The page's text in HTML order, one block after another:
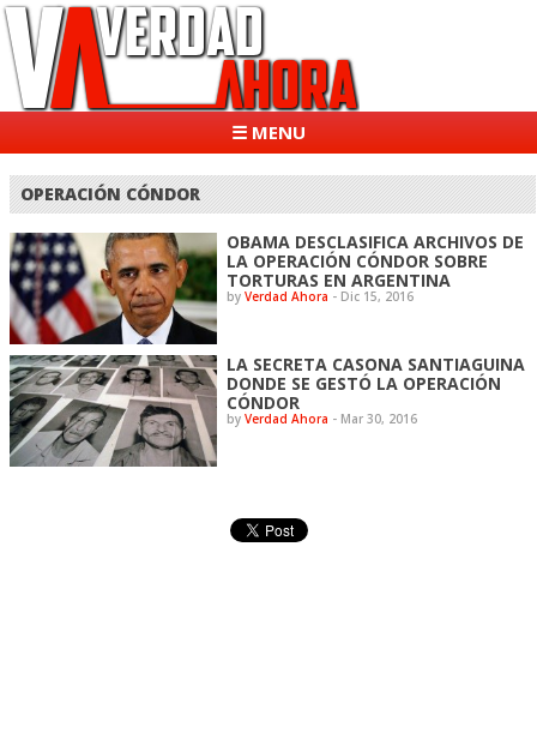
☰ MENU
OPERACIÓN CÓNDOR
OBAMA DESCLASIFICA ARCHIVOS DE
LA OPERACIÓN CÓNDOR SOBRE
TORTURAS EN ARGENTINA
byVerdad Ahora - Dic 15, 2016
LA SECRETA CASONA SANTIAGUINA
DONDE SE GESTÓ LA OPERACIÓN
CÓNDOR
byVerdad Ahora - Mar 30, 2016